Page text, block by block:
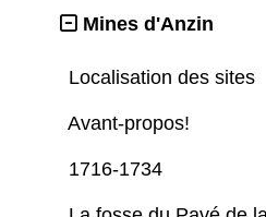
Mines d'Anzin
Localisation des sites
Avant-propos!
1716-1734